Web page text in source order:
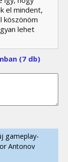
el mindent,
köszönöm
lehet
(7 db)
gameplay-
Antonov